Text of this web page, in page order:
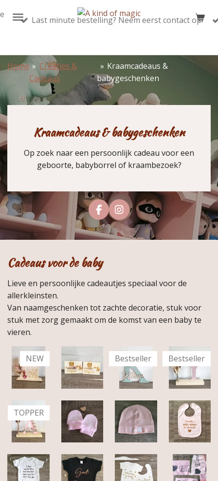
direct
hoofdinhoud
Last minute bestelling? Neem eerst contact op!
Home » Creaties &
Cadeaus
» Kraamcadeaus &
babygeschenken
Kraamcadeaus & babygeschenken
Op zoek naar een persoonlijk cadeau voor een
geboorte, babyborrel of kraambezoek?
F
a
c
e
o
o
k
I
n
s
t
m
Cadeaus voor de baby
Lieve en persoonlijke cadeautjes speciaal voor de
allerkleinsten.
Van naamgeschenken tot zachte decoratie, stuk voor
stuk met zorg gemaakt om de komst van een baby te
vieren.
NEW Bestseller Bestseller
TOPPER